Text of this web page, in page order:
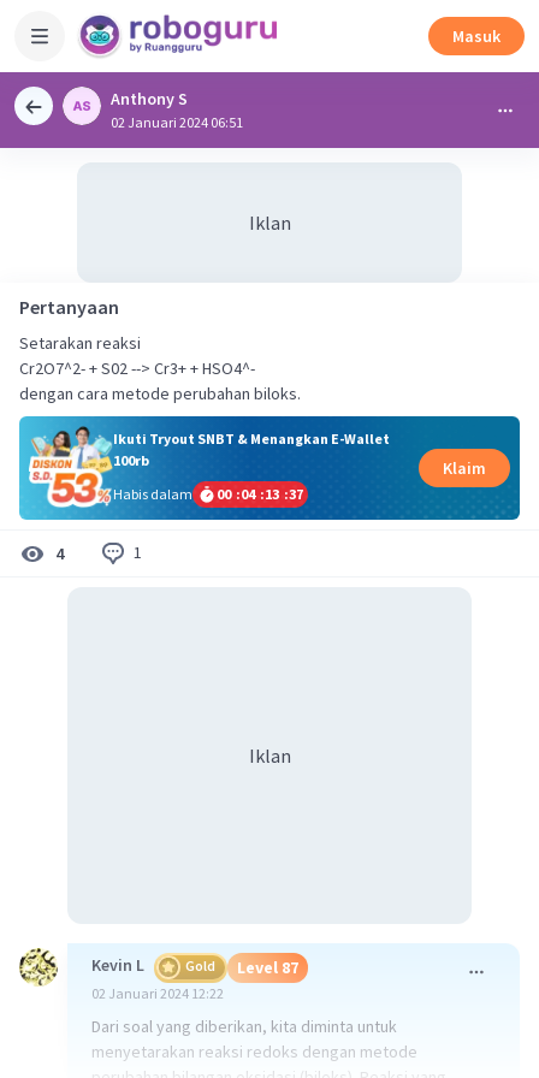
Masuk
Anthony S
02 Januari 2024 06:51
Iklan
Pertanyaan
Setarakan reaksi
Cr2O7^2- + S02 --> Cr3+ + HSO4^-
dengan cara metode perubahan biloks.
Ikuti Tryout SNBT & Menangkan E-Wallet
100rb
Habis dalam
00 :04 :13 :37
Klaim
4 1
Iklan
Kevin L Gold Level 87
02 Januari 2024 12:22
Dari soal yang diberikan, kita diminta untuk
menyetarakan reaksi redoks dengan metode